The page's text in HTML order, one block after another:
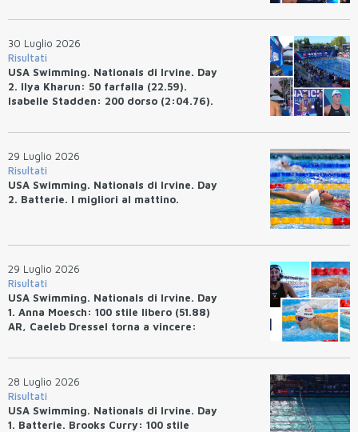
Bottazzo terza nei 50 rana (30.51)
30 Luglio 2026
Risultati
USA Swimming. Nationals di Irvine. Day
2. Ilya Kharun: 50 farfalla (22.59).
Isabelle Stadden: 200 dorso (2:04.76).
29 Luglio 2026
Risultati
USA Swimming. Nationals di Irvine. Day
2. Batterie. I migliori al mattino.
29 Luglio 2026
Risultati
USA Swimming. Nationals di Irvine. Day
1. Anna Moesch: 100 stile libero (51.88)
AR, Caeleb Dressel torna a vincere:
28 Luglio 2026
Risultati
USA Swimming. Nationals di Irvine. Day
1. Batterie. Brooks Curry: 100 stile